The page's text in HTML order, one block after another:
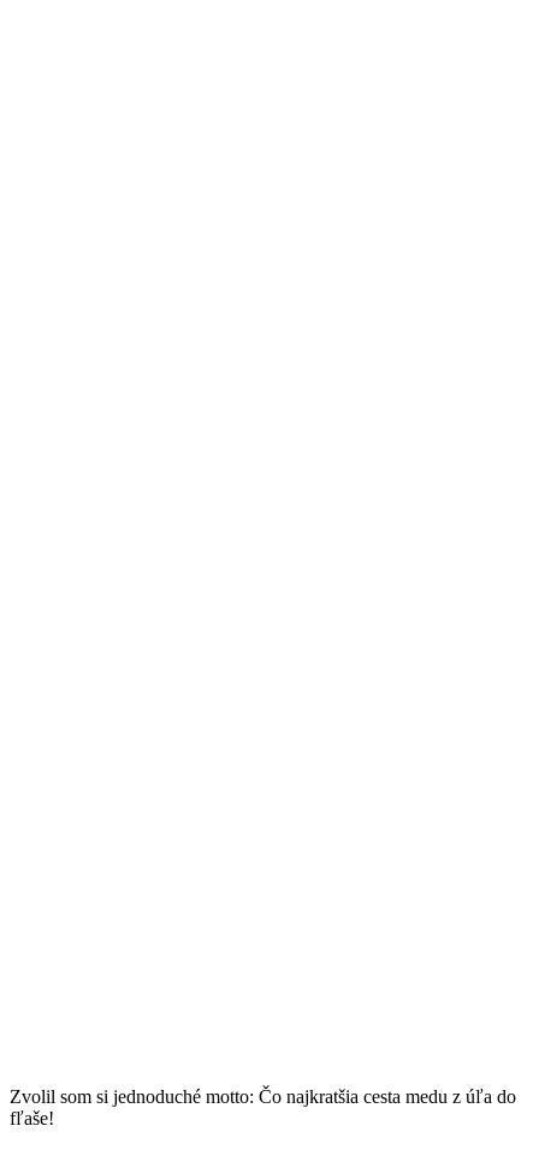
Zvolil som si jednoduché motto: Čo najkratšia cesta medu z úľa do
fľaše!